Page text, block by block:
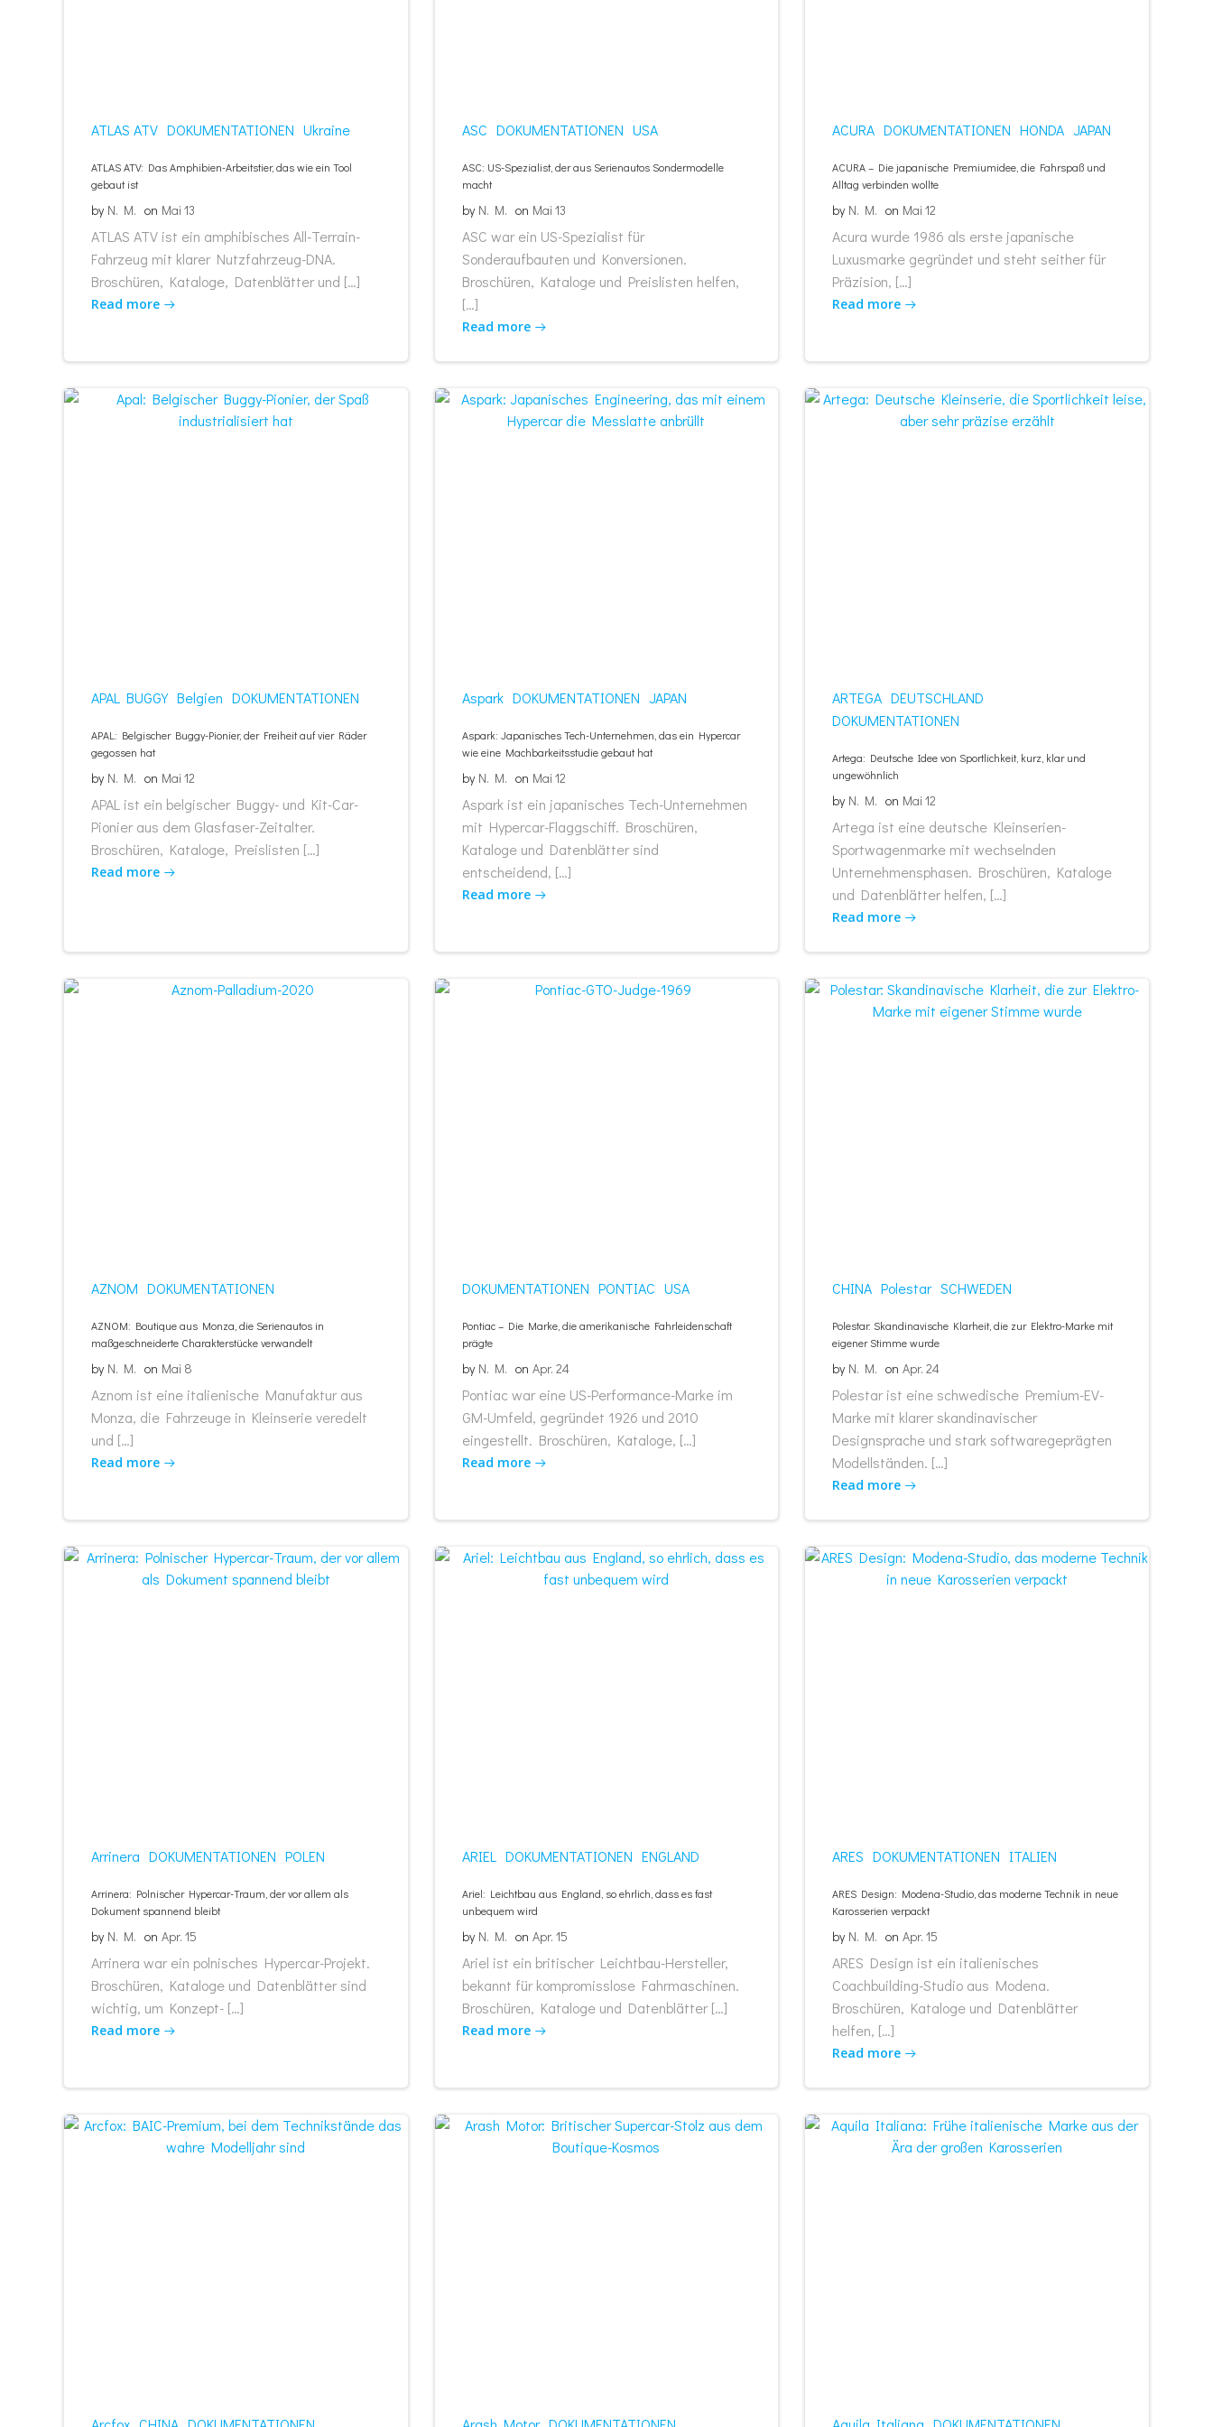
ATLAS ATV DOKUMENTATIONEN Ukraine
ATLAS ATV: Das Amphibien-Arbeitstier, das wie ein Tool
gebaut ist
by N. M. on Mai 13
ATLAS ATV ist ein amphibisches All-Terrain-
Fahrzeug mit klarer Nutzfahrzeug-DNA.
Broschüren, Kataloge, Datenblätter und […]
Read more
ASC DOKUMENTATIONEN USA
ASC: US-Spezialist, der aus Serienautos Sondermodelle
macht
by N. M. on Mai 13
ASC war ein US-Spezialist für
Sonderaufbauten und Konversionen.
Broschüren, Kataloge und Preislisten helfen,
[…]
Read more
ACURA DOKUMENTATIONEN HONDA JAPAN
ACURA – Die japanische Premiumidee, die Fahrspaß und
Alltag verbinden wollte
by N. M. on Mai 12
Acura wurde 1986 als erste japanische
Luxusmarke gegründet und steht seither für
Präzision, […]
Read more
APAL BUGGY Belgien DOKUMENTATIONEN
APAL: Belgischer Buggy-Pionier, der Freiheit auf vier Räder
gegossen hat
by N. M. on Mai 12
APAL ist ein belgischer Buggy- und Kit-Car-
Pionier aus dem Glasfaser-Zeitalter.
Broschüren, Kataloge, Preislisten […]
Read more
Aspark DOKUMENTATIONEN JAPAN
Aspark: Japanisches Tech-Unternehmen, das ein Hypercar
wie eine Machbarkeitsstudie gebaut hat
by N. M. on Mai 12
Aspark ist ein japanisches Tech-Unternehmen
mit Hypercar-Flaggschiff. Broschüren,
Kataloge und Datenblätter sind
entscheidend, […]
Read more
ARTEGA DEUTSCHLAND
DOKUMENTATIONEN
Artega: Deutsche Idee von Sportlichkeit, kurz, klar und
ungewöhnlich
by N. M. on Mai 12
Artega ist eine deutsche Kleinserien-
Sportwagenmarke mit wechselnden
Unternehmensphasen. Broschüren, Kataloge
und Datenblätter helfen, […]
Read more
AZNOM DOKUMENTATIONEN
AZNOM: Boutique aus Monza, die Serienautos in
maßgeschneiderte Charakterstücke verwandelt
by N. M. on Mai 8
Aznom ist eine italienische Manufaktur aus
Monza, die Fahrzeuge in Kleinserie veredelt
und […]
Read more
DOKUMENTATIONEN PONTIAC USA
Pontiac – Die Marke, die amerikanische Fahrleidenschaft
prägte
by N. M. on Apr. 24
Pontiac war eine US-Performance-Marke im
GM-Umfeld, gegründet 1926 und 2010
eingestellt. Broschüren, Kataloge, […]
Read more
CHINA Polestar SCHWEDEN
Polestar: Skandinavische Klarheit, die zur Elektro-Marke mit
eigener Stimme wurde
by N. M. on Apr. 24
Polestar ist eine schwedische Premium-EV-
Marke mit klarer skandinavischer
Designsprache und stark softwaregeprägten
Modellständen. […]
Read more
Arrinera DOKUMENTATIONEN POLEN
Arrinera: Polnischer Hypercar-Traum, der vor allem als
Dokument spannend bleibt
by N. M. on Apr. 15
Arrinera war ein polnisches Hypercar-Projekt.
Broschüren, Kataloge und Datenblätter sind
wichtig, um Konzept- […]
Read more
ARIEL DOKUMENTATIONEN ENGLAND
Ariel: Leichtbau aus England, so ehrlich, dass es fast
unbequem wird
by N. M. on Apr. 15
Ariel ist ein britischer Leichtbau-Hersteller,
bekannt für kompromisslose Fahrmaschinen.
Broschüren, Kataloge und Datenblätter […]
Read more
ARES DOKUMENTATIONEN ITALIEN
ARES Design: Modena-Studio, das moderne Technik in neue
Karosserien verpackt
by N. M. on Apr. 15
ARES Design ist ein italienisches
Coachbuilding-Studio aus Modena.
Broschüren, Kataloge und Datenblätter
helfen, […]
Read more